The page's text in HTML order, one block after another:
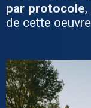
par protocole
de cette